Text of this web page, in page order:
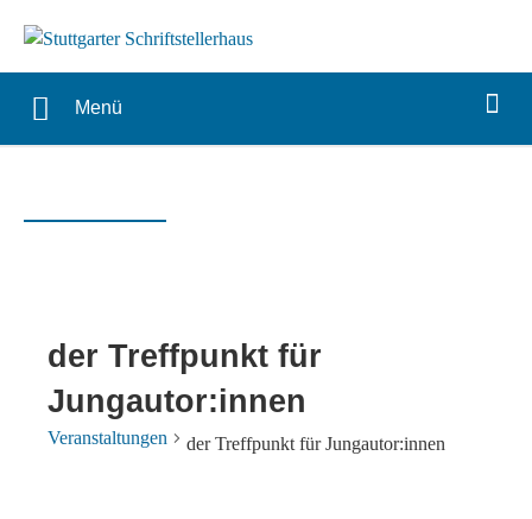
Menü
der Treffpunkt für
Jungautor:innen
Veranstaltungen der Treffpunkt für Jungautor:innen